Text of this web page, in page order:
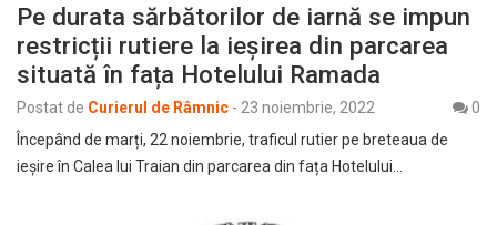
Pe durata sărbătorilor de iarnă se impun
restricții rutiere la ieșirea din parcarea
situată în fața Hotelului Ramada
Postat de Curierul de Râmnic - 23 noiembrie, 2022
0
Începând de marți, 22 noiembrie, traficul rutier pe breteaua de
ieșire în Calea lui Traian din parcarea din fața Hotelului…